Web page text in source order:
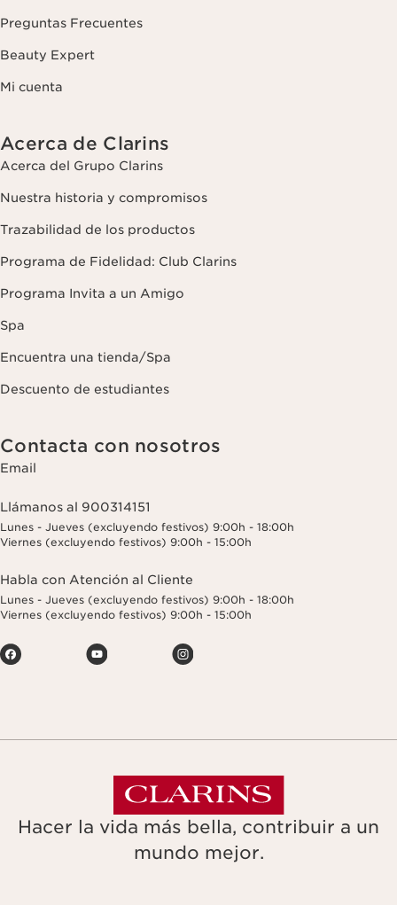
Preguntas Frecuentes
Beauty Expert
Mi cuenta
Acerca de Clarins
Acerca del Grupo Clarins
Nuestra historia y compromisos
Trazabilidad de los productos
Programa de Fidelidad: Club Clarins
Programa Invita a un Amigo
Spa
Encuentra una tienda/Spa
Descuento de estudiantes
Contacta con nosotros
Email
Llámanos al 900314151
Lunes - Jueves (excluyendo festivos) 9:00h - 18:00h
Viernes (excluyendo festivos) 9:00h - 15:00h
Habla con Atención al Cliente
Lunes - Jueves (excluyendo festivos) 9:00h - 18:00h
Viernes (excluyendo festivos) 9:00h - 15:00h
Hacer la vida más bella, contribuir a un
mundo mejor.